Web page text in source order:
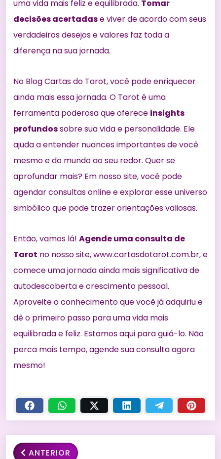
uma vida mais feliz e equilibrada. Tomar
decisões acertadase viver de acordo com seus
verdadeiros desejos e valores faz toda a
diferença na sua jornada.
No Blog Cartas do Tarot, você pode enriquecer
ainda mais essa jornada. O Tarot é uma
ferramenta poderosa que oferece insights
profundossobre sua vida e personalidade. Ele
ajuda a entender nuances importantes de você
mesmo e do mundo ao seu redor. Quer se
aprofundar mais? Em nosso site, você pode
agendar consultas online e explorar esse universo
simbólico que pode trazer orientações valiosas.
Então, vamos lá! Agende uma consulta de
Tarot no nosso site, www.cartasdotarot.com.br, e
comece uma jornada ainda mais significativa de
autodescoberta e crescimento pessoal.
Aproveite o conhecimento que você já adquiriu e
dê o primeiro passo para uma vida mais
equilibrada e feliz. Estamos aqui para guiá-lo. Não
perca mais tempo, agende sua consulta agora
mesmo!
ANTERIOR